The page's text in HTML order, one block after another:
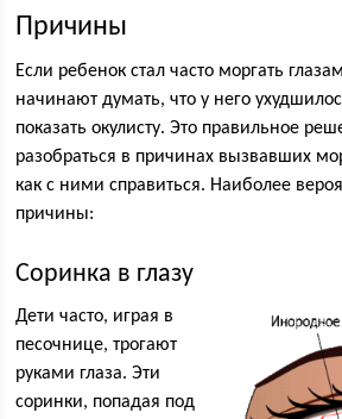
Причины
Если ребенок стал часто моргать
начинают думать, что у него
показать окулисту. Это правильное
разобраться в причинах вызвавших
как с ними справиться. Наиболее
причины:
Соринка в глазу
Дети часто, играя в
песочнице, трогают
руками глаза. Эти
соринки, попадая под